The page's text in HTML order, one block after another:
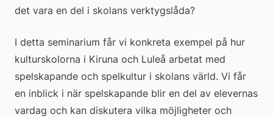
det vara en del i skolans verktygslåda?
I detta seminarium får vi konkreta exempel på hur
kulturskolorna i Kiruna och Luleå arbetat med
spelskapande och spelkultur i skolans värld. Vi får
en inblick i när spelskapande blir en del av elevernas
vardag och kan diskutera vilka möjligheter och